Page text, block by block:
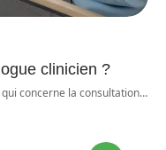
clinicien ?
concerne la consultation…